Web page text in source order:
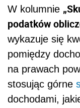
W kolumnie
podatków
wykazuje się
pomiędzy
na prawach
stosując górne
dochodami,